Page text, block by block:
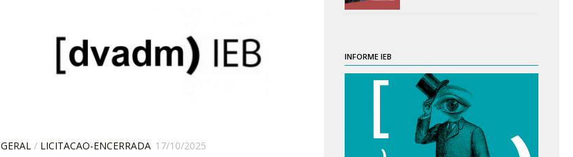
GERAL / LICITACAO-ENCERRADA 17/10/2025
INFORME IEB